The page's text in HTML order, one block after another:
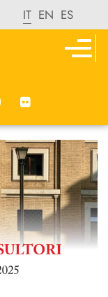
IT EN ES